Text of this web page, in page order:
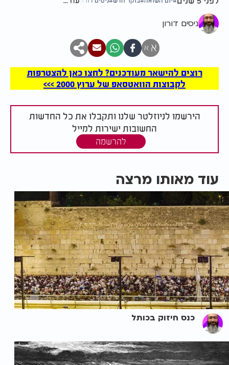
ניסים דורון
א א
רוצים להישאר מעודכנים? לחצו כאן להצטרפות
לקבוצות הוואטסאפ של ערוץ 2000 >>>
הירשמו לניוזלטר שלנו ותקבלו את כל החדשות
החשובות ישירות למייל
להרשמה
עוד מאותו מרצה
כנס חיזוק בכותל